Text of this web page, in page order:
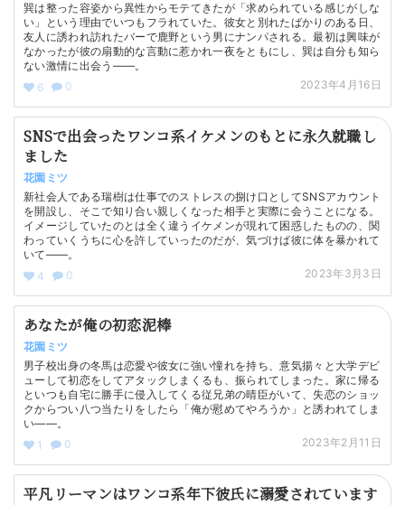
巽は整った容姿から異性からモテてきたが「求められている感じがしな
い」という理由でいつもフラれていた。彼女と別れたばかりのある日、
友人に誘われ訪れたバーで鹿野という男にナンパされる。最初は興味が
なかったが彼の扇動的な言動に惹かれ一夜をともにし、巽は自分も知ら
ない激情に出会う——。
6
0 2023年4月16日
SNSで出会ったワンコ系イケメンのもとに永久就職し
ました
花園ミツ
新社会人である瑞樹は仕事でのストレスの捌け口としてSNSアカウント
を開設し、そこで知り合い親しくなった相手と実際に会うことになる。
イメージしていたのとは全く違うイケメンが現れて困惑したものの、関
わっていくうちに心を許していったのだが、気づけば彼に体を暴かれて
いて——。
4
0 2023年3月3日
あなたが俺の初恋泥棒
花園ミツ
男子校出身の冬馬は恋愛や彼女に強い憧れを持ち、意気揚々と大学デビ
ューして初恋をしてアタックしまくるも、振られてしまった。家に帰る
といつも自宅に勝手に侵入してくる従兄弟の晴臣がいて、失恋のショッ
クからつい八つ当たりをしたら「俺が慰めてやろうか」と誘われてしま
い——。
1
0 2023年2月11日
平凡リーマンはワンコ系年下彼氏に溺愛されています